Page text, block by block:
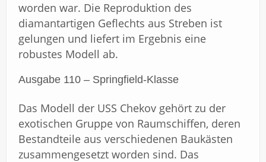
worden war. Die Reproduktion des
diamantartigen Geflechts aus Streben ist
gelungen und liefert im Ergebnis eine
robustes Modell ab.
Ausgabe 110 – Springfield-Klasse
Das Modell der USS Chekov gehört zu der
exotischen Gruppe von Raumschiffen, deren
Bestandteile aus verschiedenen Baukästen
zusammengesetzt worden sind. Das